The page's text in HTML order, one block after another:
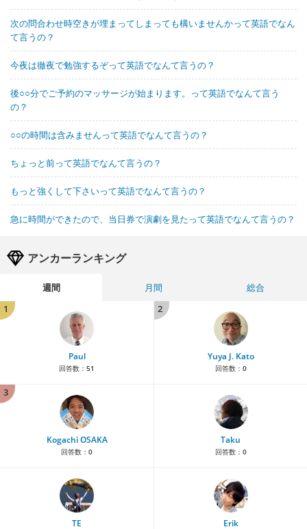
次の問合わせ時空きが埋まってしまっても構いませんかって英語でなん
て言うの？
今夜は徹夜で勉強するぞって英語でなんて言うの？
後○○分でご予約のマッサージが始まります。って英語でなんて言う
の？
○○の時間は含みませんって英語でなんて言うの？
ちょっと前って英語でなんて言うの？
もっと強くして下さいって英語でなんて言うの？
急に時間ができたので、当日券で演劇を見たって英語でなんて言うの？
アンカーランキング
週間 月間
総合
1
Paul
回答数： 51
2
Yuya J. Kato
回答数： 0
3
Kogachi OSAKA
回答数： 0
Taku
回答数： 0
TE Erik